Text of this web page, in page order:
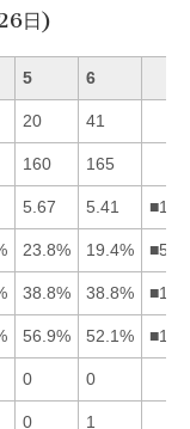
日)
5 6
20 41
160 165
5.67 5.41
23.8% 19.4%
38.8% 38.8%
56.9% 52.1%
0 0
0 1